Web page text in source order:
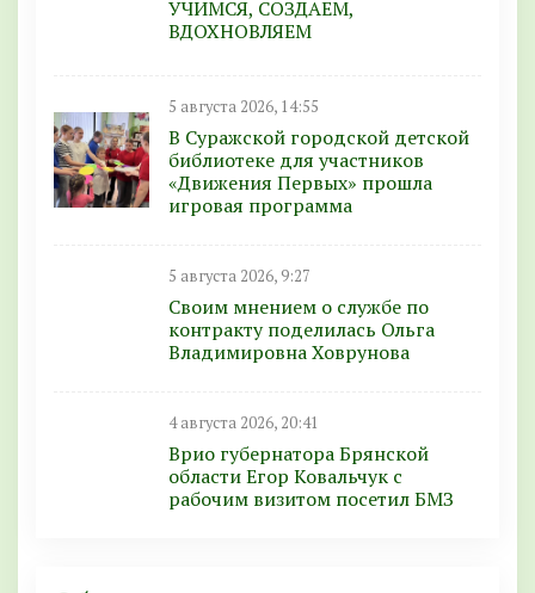
УЧИМСЯ, СОЗДАЕМ,
ВДОХНОВЛЯЕМ
5 августа 2026, 14:55
В Суражской городской детской
библиотеке для участников
«Движения Первых» прошла
игровая программа
5 августа 2026, 9:27
Своим мнением о службе по
контракту поделилась Ольга
Владимировна Ховрунова
4 августа 2026, 20:41
Врио губернатора Брянской
области Егор Ковальчук с
рабочим визитом посетил БМЗ